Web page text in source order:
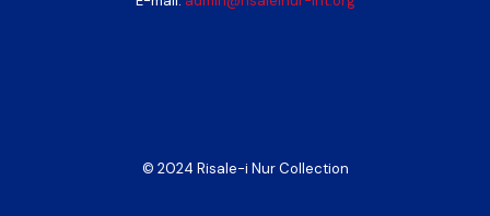
© 2024 Risale-i Nur Collection